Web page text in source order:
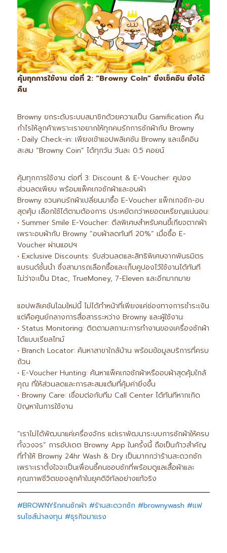
คุ้มทุกการใช้งาน ต่อที่ 2: “Browny Coin” ยิ่งเช็คอิน ยิ่งได้
คืน
Browny ยกระดับระบบสมาชิกด้วยความเป็น Gamification คืน
กำไรให้ลูกค้าเพราะเราอยากให้ทุกคนรักการซักผ้ากับ Browny
• Daily Check-in: เพียงเข้าแอปพลิเคชัน Browny และเช็คอิน
สะสม “Browny Coin” ได้ทุกวัน วันละ 0.5 คอยน์
คุ้มทุกการใช้งาน ต่อที่ 3: Discount & E-Voucher: คูปอง
ส่วนลดเพียบ พร้อมแพ็คเกจซักผ้าและอบผ้า
Browny ชวนคนรักผ้าเปลี่ยนมาซื้อ E-Voucher แพ็กเกจซัก-อบ
สุดคุ้ม เลือกใช้ได้ตามต้องการ ประหยัดกว่าหยอดเหรียญแน่นอน:
• Summer Smile E-Voucher: ดีลพิเศษสำหรับคนขี้เกียจตากผ้า
เพราะอบผ้ากับ Browny “อบผ้าลดทันที 20%” เมื่อซื้อ E-
Voucher ผ่านแอปฯ
• Exclusive Discounts: รับส่วนลดและสิทธิพิเศษจากพันธมิตร
แบรนด์ชั้นนำ ซึ่งสามารถเลือกซื้อและเก็บคูปองไว้ใช้งานได้ทันที
ไม่ว่าจะเป็น Dtac, TrueMoney, 7-Eleven และอีกมากมาย
แอปพลิเคชันโฉมใหม่นี้ ไม่ได้ทำหน้าที่เพียงแค่ช่องทางการชำระเงิน
แต่คือศูนย์กลางการสื่อสารระหว่าง Browny และผู้ใช้งาน:
• Status Monitoring: ติดตามสถานะการทำงานของเครื่องซักผ้า
ได้แบบเรียลไทม์
• Branch Locator: ค้นหาสาขาใกล้บ้าน พร้อมข้อมูลบริการที่ครบ
ถ้วน
• E-Voucher Hunting: ค้นหาแพ็คเกจซักผ้าหรืออบผ้าสุดคุ้มใกล้
คุณ ที่ให้ส่วนลดและการสะสมแต้มที่คุ้มค่ายิ่งขึ้น
• Browny Care: เชื่อมต่อกับทีม Call Center ได้ทันทีหากเกิด
ปัญหาในการใช้งาน
“เราไม่ได้พัฒนาแค่เครื่องจักร แต่เราพัฒนาระบบการซักผ้าให้ครบ
ทั้งวงจร” การอัปเดต Browny App ในครั้งนี้ ถือเป็นก้าวสำคัญ
ที่ทำให้ Browny 24hr Wash & Dry เป็นมากกว่าร้านสะดวกซัก
เพราะเราตั้งใจจะเป็นเพื่อนซี้คนชอบซักที่พร้อมดูแลเสื้อผ้าและ
คุณภาพชีวิตของลูกค้าในยุคดิจิทัลอย่างแท้จริง
#BROWNYรักคนซักผ้า #ร้านสะดวกซัก #brownywash #แฟ
รนไชส์น่าลงทุน #ธุรกิจมาแรง